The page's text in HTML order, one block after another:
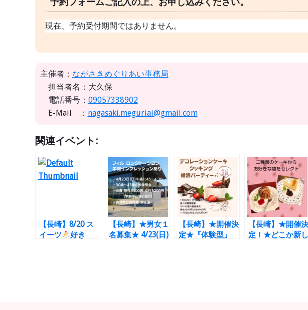
現在、予約受付期間ではありません。
主催者： ながさきめぐりあい事務局
担当者名：大久保
電話番号： 09057338902
E-Mail ： nagasaki.meguriai@gmail.com
関連イベント:
【長崎】8/20 ス
イーツ
好き
【長崎】★男女１
名募集★ 4/23(日)
【長崎】★開催決
定★『体験型』
【長崎】★開催決
定！★どこか新し